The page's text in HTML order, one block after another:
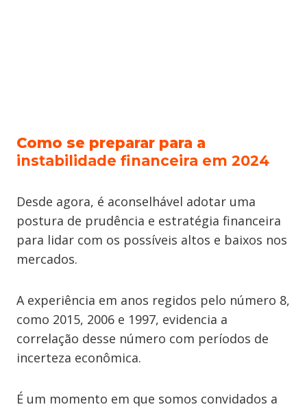
Como se preparar para a
instabilidade financeira em 2024
Desde agora, é aconselhável adotar uma
postura de prudência e estratégia financeira
para lidar com os possíveis altos e baixos nos
mercados.
A experiência em anos regidos pelo número 8,
como 2015, 2006 e 1997, evidencia a
correlação desse número com períodos de
incerteza econômica.
É um momento em que somos convidados a